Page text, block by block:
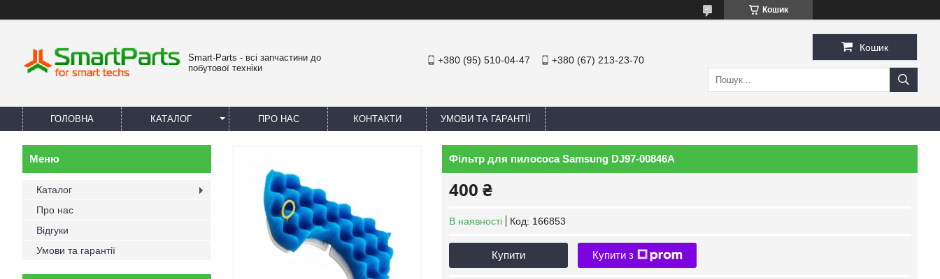
Кошик
Smart-Parts - всі запчастини до
побутової техніки
+380 (95) 510-04-47 +380 (67) 213-23-70
Кошик
ГОЛОВНА КАТАЛОГ ПРО НАС КОНТАКТИ УМОВИ ТА ГАРАНТІЇ
Фільтр для пилососа Samsung DJ97-00846A
400 ₴
В наявності Код: 166853
Купити Купити з
Каталог
Про нас
Відгуки
Умови та гарантії